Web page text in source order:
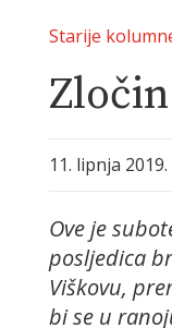
Starije
11. lipnja 2019.
Ove je
posljedica
Viškovu,
bi se u